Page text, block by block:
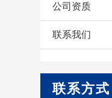
公司资质
联系我们
联系方式